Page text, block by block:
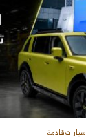
سيارات قادمة